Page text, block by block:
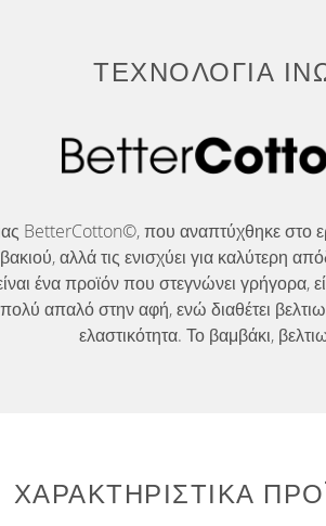
ΤΕΧΝΟΛΟΓΊΑ
BetterCotton©, που αναπτύχθηκε στο
αλλά τις ενισχύει για καλύτερη
ένα προϊόν που στεγνώνει γρήγορα,
απαλό στην αφή, ενώ διαθέτει
ελαστικότητα. Το βαμβάκι,
ΧΑΡΑΚΤΗΡΙΣΤΙΚΆ